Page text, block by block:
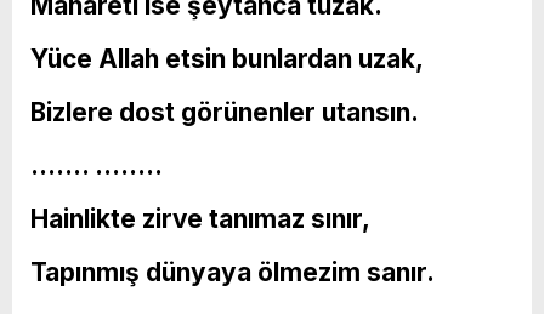
Yüce Allah etsin bunlardan uzak,
Bizlere dost görünenler utansın.
……. ……..
Hainlikte zirve tanımaz sınır,
Tapınmış dünyaya ölmezim sanır.